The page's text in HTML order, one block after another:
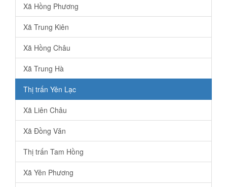
Xã Hồng Phương
Xã Trung Kiên
Xã Hồng Châu
Xã Trung Hà
Thị trấn Yên Lạc
Xã Liên Châu
Xã Đồng Văn
Thị trấn Tam Hồng
Xã Yên Phương